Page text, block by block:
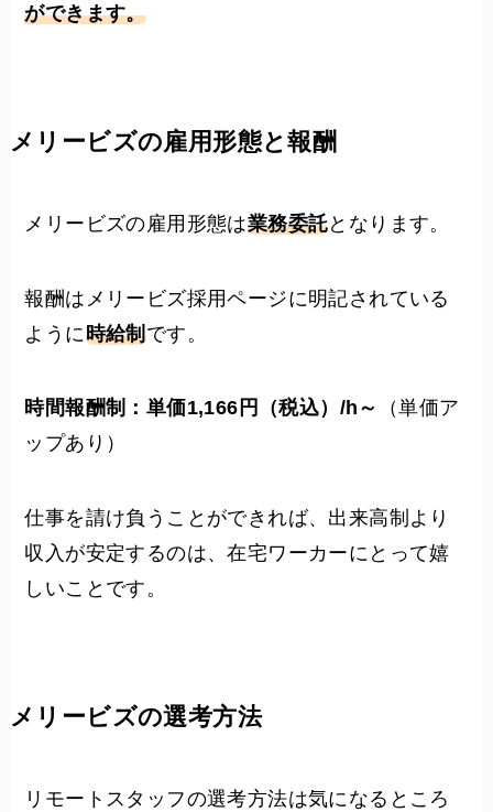
ができます。
メリービズの雇用形態と報酬
メリービズの雇用形態は業務委託となります。
報酬はメリービズ採用ページに明記されている
ように時給制です。
時間報酬制：単価1,166円（税込）/h～
（単価ア
ップあり）
仕事を請け負うことができれば、出来高制より
収入が安定するのは、在宅ワーカーにとって嬉
しいことです。
メリービズの選考方法
リモートスタッフの選考方法は気になるところ